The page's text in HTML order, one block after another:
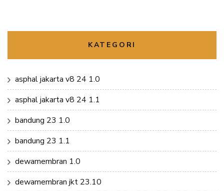
KATEGORI
asphal jakarta v8 24 1.0
asphal jakarta v8 24 1.1
bandung 23 1.0
bandung 23 1.1
dewamembran 1.0
dewamembran jkt 23.10